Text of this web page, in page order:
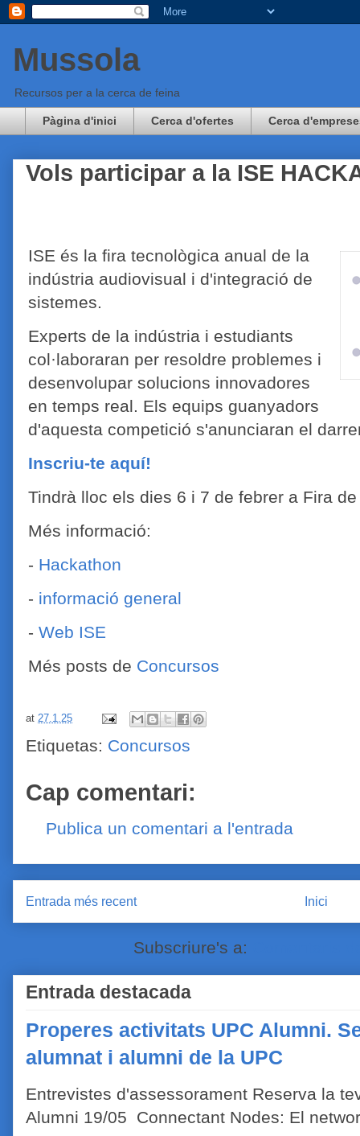
Mussola
Recursos per a la cerca de feina
Pàgina d'inici Cerca d'ofertes Cerca
Vols participar a la ISE
ISE és la fira tecnològica anual de la
indústria audiovisual i d'integració de
sistemes.
Experts de la indústria i estudiants
col·laboraran per resoldre problemes i
desenvolupar solucions innovadores
en temps real. Els equips guanyadors
d'aquesta competició s'anunciaran el
Inscriu-te aquí!
Tindrà lloc els dies 6 i 7 de febrer a Fira
Més informació:
- Hackathon
- informació general
- Web ISE
Més posts de Concursos
at 27.1.25
Etiquetas: Concursos
Cap comentari:
Publica un comentari a l'entrada
Entrada més recent Inici
Subscriure's a:
Entrada destacada
Properes activitats UPC Alumni.
alumnat i alumni de la UPC
Entrevistes d'assessorament Reserva la
Alumni 19/05 Connectant Nodes: El